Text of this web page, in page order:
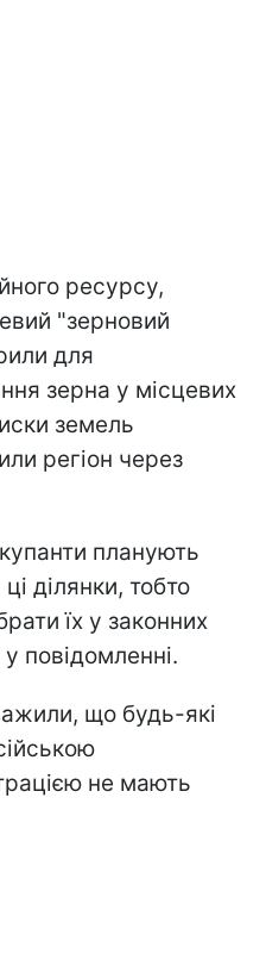
ресурсу,
"зерновий
для
зерна у місцевих
земель
регіон через
планують
ділянки, тобто
їх у законних
повідомленні.
що будь-які
не мають